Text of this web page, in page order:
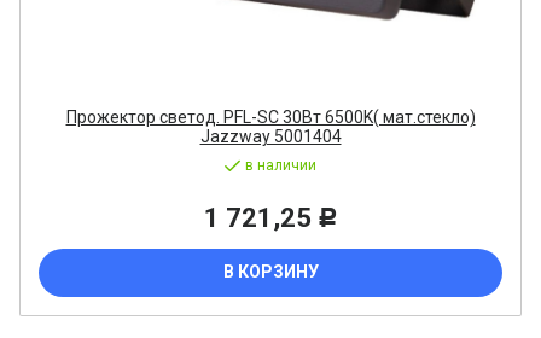
Прожектор светод. PFL-SC 30Вт 6500K( мат.стекло)
Jazzway 5001404
в наличии
1 721,25 Р
В КОРЗИНУ